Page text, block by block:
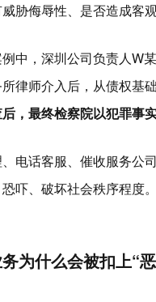
胁侮辱性、是否造成客
中，深圳公司负责人W
律师介入后，从债权基
，最终检察院以犯罪事
电话客服、催收服务公
吓、破坏社会秩序程度。
为什么会被扣上“